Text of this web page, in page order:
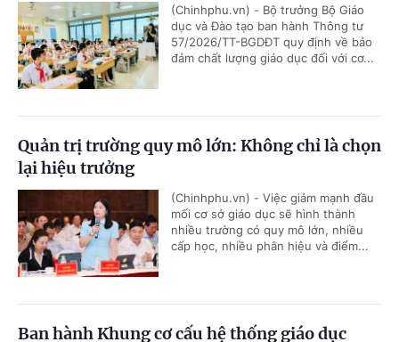
(Chinhphu.vn) - Bộ trưởng Bộ Giáo
dục và Đào tạo ban hành Thông tư
57/2026/TT-BGDĐT quy định về bảo
đảm chất lượng giáo dục đối với cơ...
Quản trị trường quy mô lớn: Không chỉ là chọn
lại hiệu trưởng
(Chinhphu.vn) - Việc giảm mạnh đầu
mối cơ sở giáo dục sẽ hình thành
nhiều trường có quy mô lớn, nhiều
cấp học, nhiều phân hiệu và điểm...
Ban hành Khung cơ cấu hệ thống giáo dục